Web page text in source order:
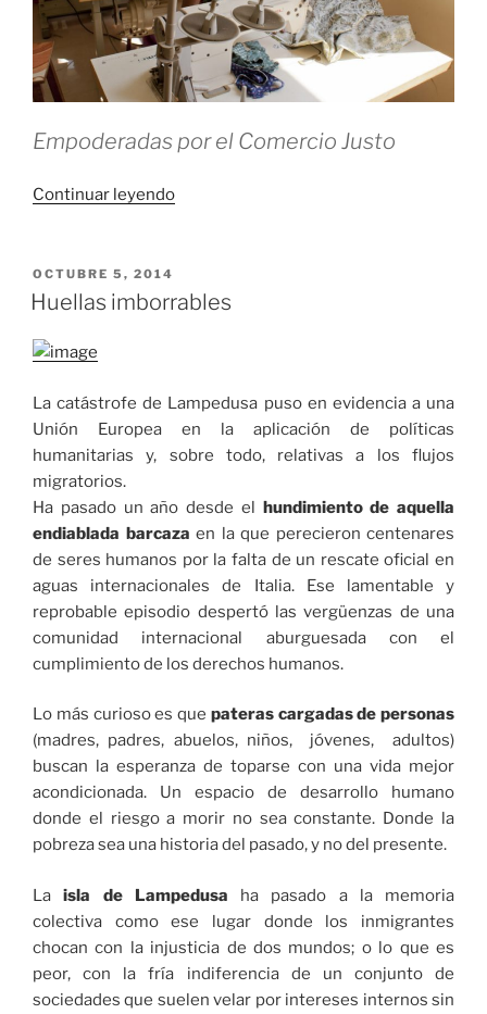
Empoderadas por el Comercio Justo
Continuar leyendo«Justicia
mayúsculas»
PUBLICADO
EL
OCTUBRE 5, 2014
Huellas imborrables
La catástrofe de Lampedusa puso en evidencia a una
Unión Europea en la aplicación de políticas
humanitarias y, sobre todo, relativas a los flujos
migratorios.
Ha pasado un año desde el hundimiento de aquella
endiablada barcaza en la que perecieron centenares
de seres humanos por la falta de un rescate oficial en
aguas internacionales de Italia. Ese lamentable y
reprobable episodio despertó las vergüenzas de una
comunidad internacional aburguesada con el
cumplimiento de los derechos humanos.
Lo más curioso es que pateras cargadas de personas
(madres, padres, abuelos, niños, jóvenes, adultos)
buscan la esperanza de toparse con una vida mejor
acondicionada. Un espacio de desarrollo humano
donde el riesgo a morir no sea constante. Donde la
pobreza sea una historia del pasado, y no del presente.
Laisla de Lampedusa ha pasado a la memoria
colectiva como ese lugar donde los inmigrantes
chocan con la injusticia de dos mundos; o lo que es
peor, con la fría indiferencia de un conjunto de
sociedades que suelen velar por intereses internos sin